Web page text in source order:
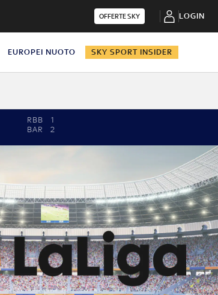
OFFERTE SKY LOGIN
EUROPEI NUOTO SKY SPORT INSIDER
RBB
1
BAR
2